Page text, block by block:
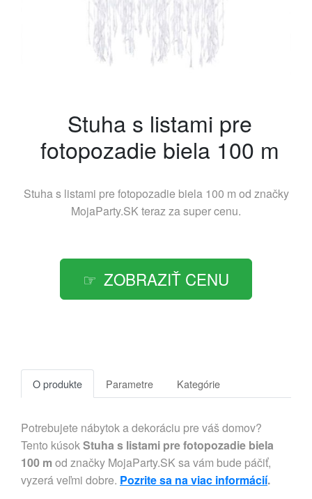
Stuha s listami pre
fotopozadie biela 100 m
Stuha s listami pre fotopozadie biela 100 m od značky
MojaParty.SKteraz za super cenu.
ZOBRAZIŤ CENU
O produkte Parametre Kategórie
Potrebujete nábytok a dekoráciu pre váš domov?
Tento kúsokStuha s listami pre fotopozadie biela
100 m od značky MojaParty.SK sa vám bude páčiť,
vyzerá veľmi dobre. Pozrite sa na viac informácií.